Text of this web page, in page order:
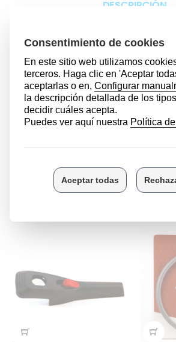
DESCRIPCIÓN
Si notas que la válvula de
adecuadamente es hora de
para que expulse los
correctamente y así evitar futuros
cuenta con un buen estado, es
presión pueda llegar a explotar.
LOS CLIENTES QUE
PRODUCTO TAMBIÉN HAN